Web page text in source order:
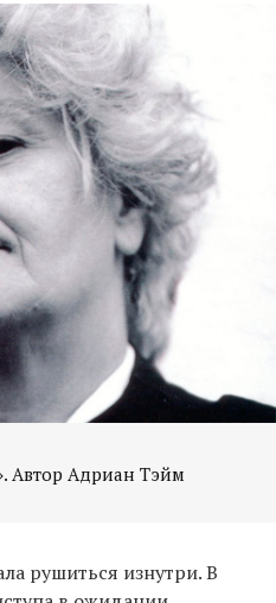
Автор Адриан Тэйм
рушиться изнутри. В